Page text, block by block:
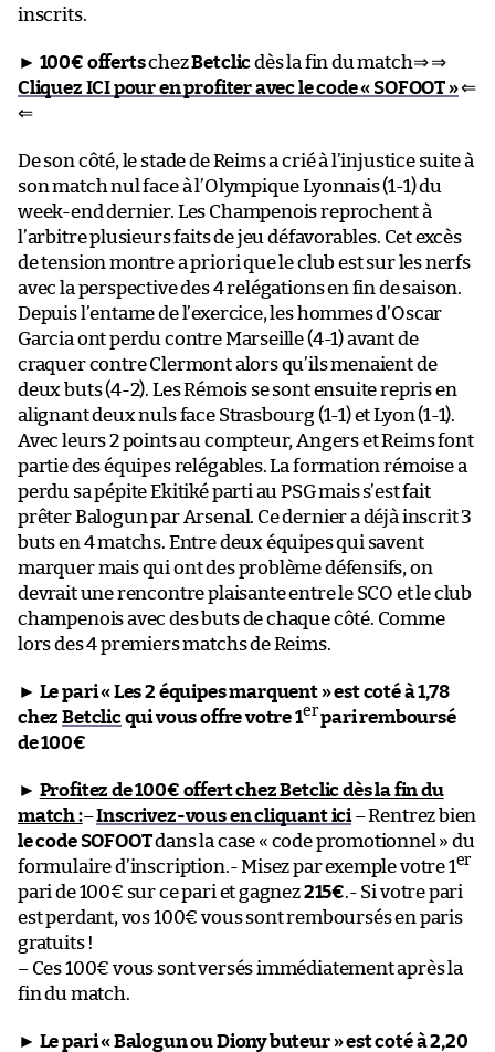
inscrits.
► 100€ offertschezBetclicdès la fin du match⇒ ⇒
Cliquez ICI pour en profiter avec le code « SOFOOT »⇐
⇐
De son côté, le stade de Reims a crié à l’injustice suite à
son match nul face à l’Olympique Lyonnais (1-1) du
week-end dernier. Les Champenois reprochent à
l’arbitre plusieurs faits de jeu défavorables. Cet excès
de tension montre a priori que le club est sur les nerfs
avec la perspective des 4 relégations en fin de saison.
Depuis l’entame de l’exercice, les hommes d’Oscar
Garcia ont perdu contre Marseille (4-1) avant de
craquer contre Clermont alors qu’ils menaient de
deux buts (4-2). Les Rémois se sont ensuite repris en
alignant deux nuls face Strasbourg (1-1) et Lyon (1-1).
Avec leurs 2 points au compteur, Angers et Reims font
partie des équipes relégables. La formation rémoise a
perdu sa pépite Ekitiké parti au PSG mais s’est fait
prêter Balogun par Arsenal. Ce dernier a déjà inscrit 3
buts en 4 matchs. Entre deux équipes qui savent
marquer mais qui ont des problème défensifs, on
devrait une rencontre plaisante entre le SCO et le club
champenois avec des buts de chaque côté. Comme
lors des 4 premiers matchs de Reims.
► Le pari « Les 2 équipes marquent » est coté à 1,78
chezBetclicqui vous offre votre 1erpari remboursé
de 100€
► Profitez de 100€ offert chez Betclic dès la fin du
match :–Inscrivez-vous en cliquant ici– Rentrez bien
le code SOFOOTdans la case « code promotionnel » du
formulaire d’inscription.- Misez par exemple votre 1er
pari de 100€ sur ce pari et gagnez215€.- Si votre pari
est perdant, vos 100€ vous sont remboursés en paris
gratuits !
– Ces 100€ vous sont versés immédiatement après la
fin du match.
► Le pari « Balogun ou Diony buteur » est coté à 2,20